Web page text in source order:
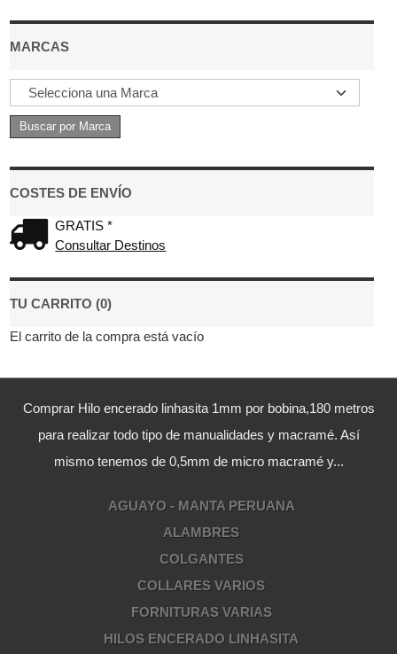
MARCAS
COSTES DE ENVÍO
GRATIS *
Consultar Destinos
TU CARRITO (0)
El carrito de la compra está vacío
Comprar Hilo encerado linhasita 1mm por bobina,180 metros
para realizar todo tipo de manualidades y macramé. Así
mismo tenemos de 0,5mm de micro macramé y...
AGUAYO - MANTA PERUANA
ALAMBRES
COLGANTES
COLLARES VARIOS
FORNITURAS VARIAS
HILOS ENCERADO LINHASITA